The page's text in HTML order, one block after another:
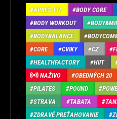
APRÉS-FIT BODY CORE
BODY WORKOUT
BODYBALANCE
CORE
CVIKY CZ
HEALTHFACTORY
HIIT
NAŽIVO
OBEDNÝCH 20
PILATES
POUND
STRAVA
TABATA
ZDRAVÉ PREŤAHOVANIE